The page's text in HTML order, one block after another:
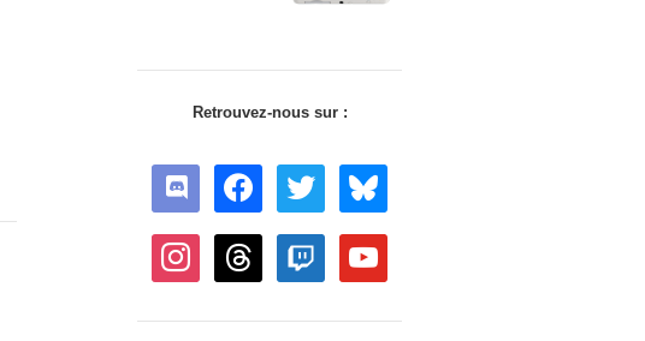
Retrouvez-nous sur :
discord facebook twitter bluesky
instagram threads twitch youtube